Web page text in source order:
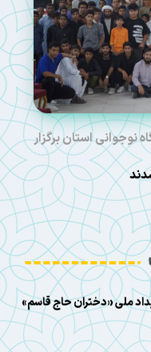
نوجوانی استان برگزار
ملی «دختران حاج قاسم»